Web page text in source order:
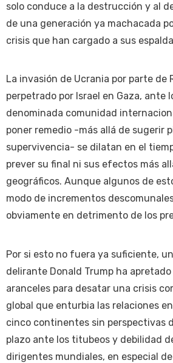
solo conduce a la destrucción y al
de una generación ya machacada
crisis que han cargado a sus
La invasión de Ucrania por parte de
perpetrado por Israel en Gaza, ante
denominada comunidad
poner remedio -más allá de sugerir
supervivencia- se dilatan en el
prever su final ni sus efectos más
geográficos. Aunque algunos de
modo de incrementos
obviamente en detrimento de los
Por si esto no fuera ya suficiente,
delirante Donald Trump ha
aranceles para desatar una crisis
global que enturbia las relaciones
cinco continentes sin perspectivas
plazo ante los titubeos y debilidad
dirigentes mundiales, en especial